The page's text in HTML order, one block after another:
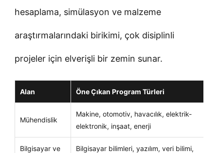
hesaplama, simülasyon ve malzeme
araştırmalarındaki birikimi, çok disiplinli
projeler için elverişli bir zemin sunar.
Alan Öne Çıkan Program Türleri
Mühendislik
Makine, otomotiv, havacılık, elektrik-
elektronik, inşaat, enerji
Bilgisayar ve
Bilgisayar bilimleri, yazılım, veri bilimi,